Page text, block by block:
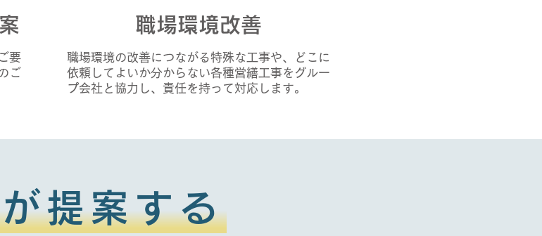
要
ご
職場環境改善
職場環境の改善につながる特殊な工事や、どこに
依頼してよいか分からない各種営繕工事をグルー
プ会社と協力し、責任を持って対応します。
提案する